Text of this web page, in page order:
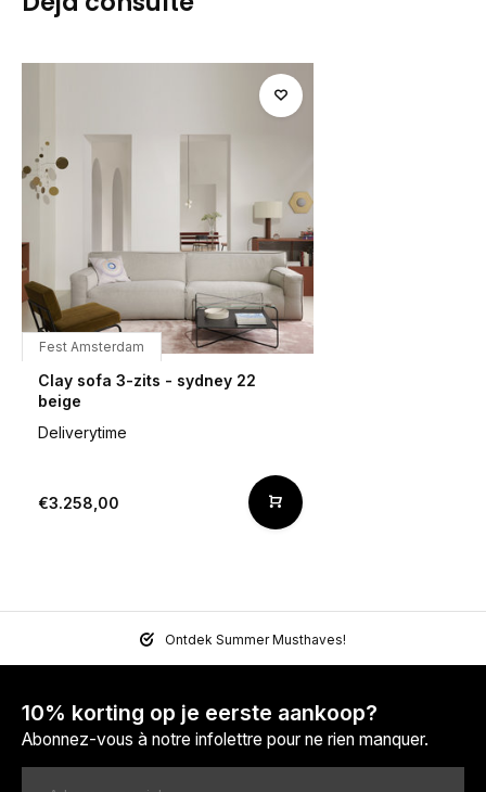
Fest Amsterdam
Clay sofa 3-zits - sydney 22
beige
Deliverytime
€3.258,00
Ontdek Summer Musthaves!
10% korting op je eerste aankoop?
Abonnez-vous à notre infolettre pour ne rien manquer.